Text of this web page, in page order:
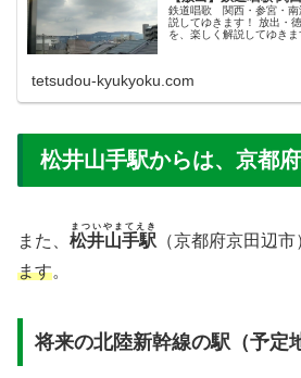
鉄道唱歌 関西・参宮・南
説してゆきます！ 放出・
を、楽しく解説してゆきま
tetsudou-kyukyoku.com
松井山手駅からは、京都
また、 松井山手駅
まついやまてえき
（京都府京田辺
ます。
将来の北陸新幹線の駅（予定